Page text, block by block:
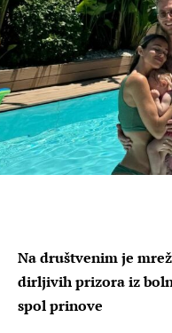
Na društvenim je
dirljivih prizora iz
spol prinove